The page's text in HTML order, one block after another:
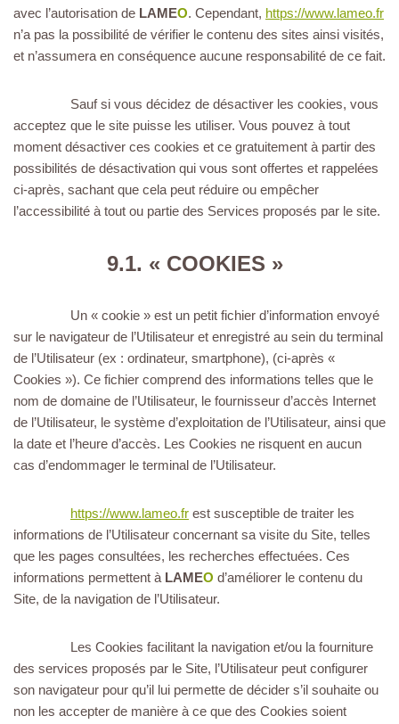
avec l’autorisation de LAMEO. Cependant, https://www.lameo.fr
n’a pas la possibilité de vérifier le contenu des sites ainsi visités,
et n’assumera en conséquence aucune responsabilité de ce fait.
Sauf si vous décidez de désactiver les cookies, vous
acceptez que le site puisse les utiliser. Vous pouvez à tout
moment désactiver ces cookies et ce gratuitement à partir des
possibilités de désactivation qui vous sont offertes et rappelées
ci-après, sachant que cela peut réduire ou empêcher
l’accessibilité à tout ou partie des Services proposés par le site.
9.1. « COOKIES »
Un « cookie » est un petit fichier d’information envoyé
sur le navigateur de l’Utilisateur et enregistré au sein du terminal
de l’Utilisateur (ex : ordinateur, smartphone), (ci-après «
Cookies »). Ce fichier comprend des informations telles que le
nom de domaine de l’Utilisateur, le fournisseur d’accès Internet
de l’Utilisateur, le système d’exploitation de l’Utilisateur, ainsi que
la date et l’heure d’accès. Les Cookies ne risquent en aucun
cas d’endommager le terminal de l’Utilisateur.
https://www.lameo.fr est susceptible de traiter les
informations de l’Utilisateur concernant sa visite du Site, telles
que les pages consultées, les recherches effectuées. Ces
informations permettent à LAMEO d’améliorer le contenu du
Site, de la navigation de l’Utilisateur.
Les Cookies facilitant la navigation et/ou la fourniture
des services proposés par le Site, l’Utilisateur peut configurer
son navigateur pour qu’il lui permette de décider s’il souhaite ou
non les accepter de manière à ce que des Cookies soient